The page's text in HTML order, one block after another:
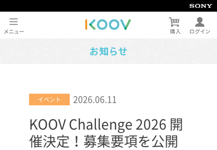
イベント 2026.06.11
KOOV Challenge 2026 開
催決定！募集要項を公開